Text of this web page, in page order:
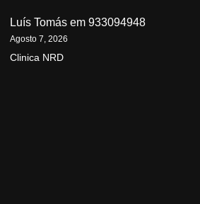
Luís Tomás em 933094948
Agosto 7, 2026
Clinica NRD